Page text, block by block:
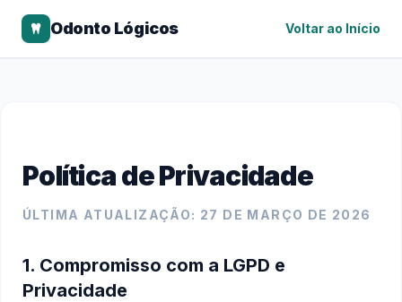
Odonto Lógicos Voltar ao Início
Política de Privacidade
ÚLTIMA ATUALIZAÇÃO: 27 DE MARÇO DE 2026
1. Compromisso com a LGPD e
Privacidade